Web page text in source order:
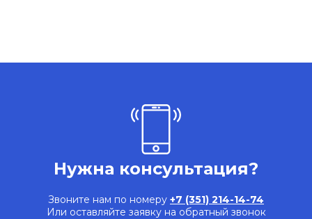
Нужна консультация?
Звоните нам по номеру +7 (351) 214-14-74
Или оставляйте заявку на обратный звонок